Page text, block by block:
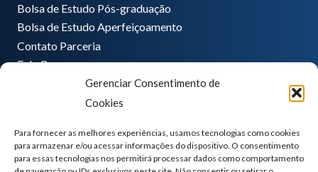
Gerenciar Consentimento de
Cookies
Para fornecer as melhores experiências, usamos tecnologias como cookies
para armazenar e/ou acessar informações do dispositivo. O consentimento
para essas tecnologias nos permitirá processar dados como comportamento
Bolsa de Estudo Pós-graduação
Bolsa de Estudo Aperfeiçoamento
Contato Parceria
Fale Conosco
informatica@ganeplar.com.br